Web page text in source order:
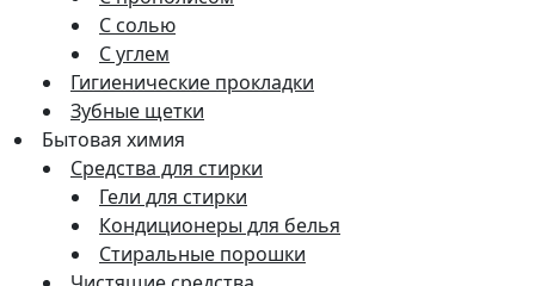
С солью
С углем
Гигиенические прокладки
Зубные щетки
Бытовая химия
Средства для стирки
Гели для стирки
Кондиционеры для белья
Стиральные порошки